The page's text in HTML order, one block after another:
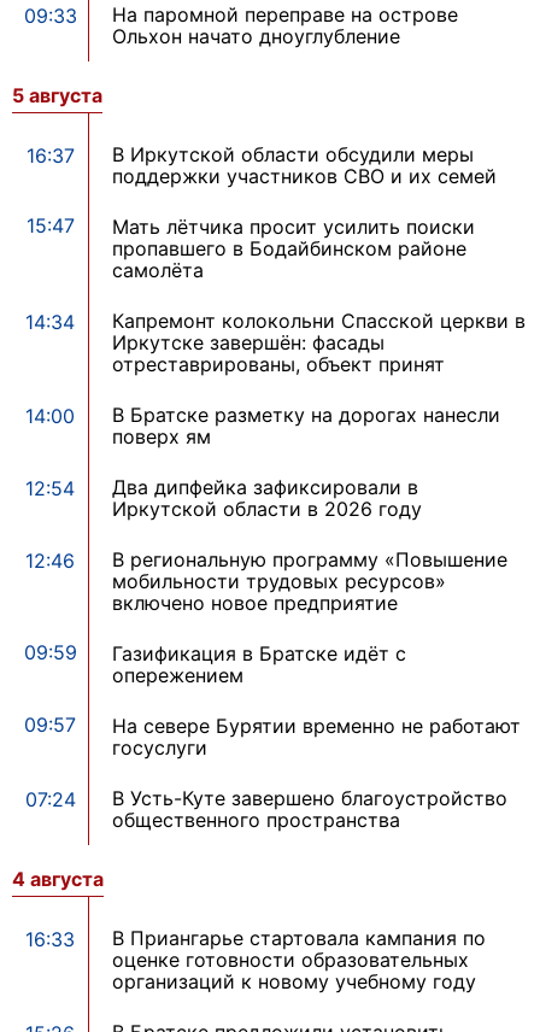
09:33
На паромной переправе на острове
Ольхон начато дноуглубление
5 августа
16:37
В Иркутской области обсудили меры
поддержки участников СВО и их семей
15:47
Мать лётчика просит усилить поиски
пропавшего в Бодайбинском районе
самолёта
14:34
Капремонт колокольни Спасской церкви в
Иркутске завершён: фасады
отреставрированы, объект принят
14:00
В Братске разметку на дорогах нанесли
поверх ям
12:54
Два дипфейка зафиксировали в
Иркутской области в 2026 году
12:46
В региональную программу «Повышение
мобильности трудовых ресурсов»
включено новое предприятие
09:59
Газификация в Братске идёт с
опережением
09:57
На севере Бурятии временно не работают
госуслуги
07:24
В Усть-Куте завершено благоустройство
общественного пространства
4 августа
16:33
В Приангарье стартовала кампания по
оценке готовности образовательных
организаций к новому учебному году